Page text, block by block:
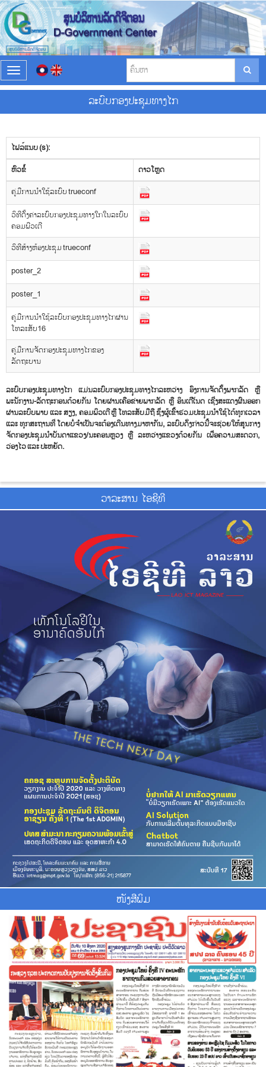
T
o
g
l
n
a
v
i
g
a
t
i
o
n
ລະບົບກອງປະຊຸມທາງໄກ
ໄຟລ໌ແນບ (s):
​ຫົວ​ຂໍ້
ດາວ​ໂຫຼດ
ຄູ່ມືການນຳໃຊ້ລະບົບ trueconf
ວິທີຕັ້ງຄ່າລະບົບກອງປະຊຸມທາງໃກໃນລະບົບ
ຄອມພີວເຕີ
ວິທີສ້າງຫ້ອງປະຊຸມ trueconf
poster_2
poster_1
ຄູ່ມືການນໍາໃຊ້ລະບົບກອງປະຊຸມທາງໄກຜ່ານ
ໂທລະສັບ16
ຄູ່ມືການຈັດກອງປະຊຸມທາງໄກຂອງ
ລັດຖະບານ
ລະບົບກອງປະຊຸມທາງໄກ ແມ່ນລະບົບກອງປະຊຸມທາງໄກລະຫວ່າງ ອົງການຈັດຕັ້ງພາກລັດ ຫຼື
ພະນັກງານ-ລັດຖະກອນດ້ວຍກັນ ໂດຍຜ່ານເຄືອຂ່າຍພາກລັດ ຫຼື ອິນເຕີເັນດ ເຊີ່ງສະແດງຜົນອອກ
ຜ່ານລະບົບພາບ ແລະ ສຽງ, ຄອມພິວເຕີ ຫຼື ໂທລະສັບມືຖື ຊຶ່ງຜູ້ເຂົ້າຮ່ວມປະຊຸມນໍາໃຊ້ໄດ້ທຸກເວລາ
ແລະ ທຸກສະຖານທີ່ ໂດຍບໍ່ຈໍາເປັນຈະຕ້ອງເດີນທາງມາຫາກັນ, ລະບົບດັ່ງກ່າວນີ້ຈະຊ່ວຍໃຫ້ສູນກາງ
ຈັດກອງປະຊຸມນໍາບັນດາແຂວງ/ນະຄອນຫຼວງ ຫຼື ລະຫວ່າງແຂວງດ້ວຍກັນ ເພື່ອຄວາມສະດວກ,
ວ່ອງໄວ ແລະ ປະຫຍັດ.
ວາ​ລະ​ສານ ໄອ​ຊີ​ທີ
ໜັງສືພິມ